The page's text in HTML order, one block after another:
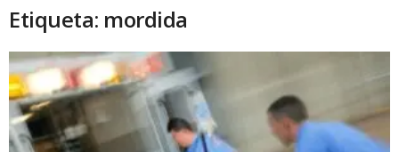
Etiqueta: mordida